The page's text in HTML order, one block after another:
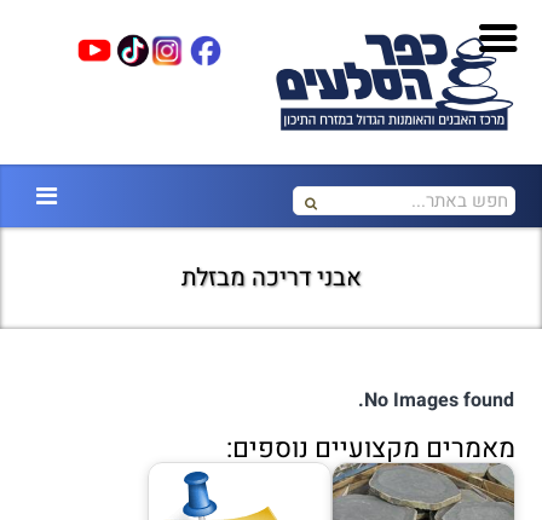
אבני דריכה מבזלת
No Images found.
מאמרים מקצועיים נוספים: